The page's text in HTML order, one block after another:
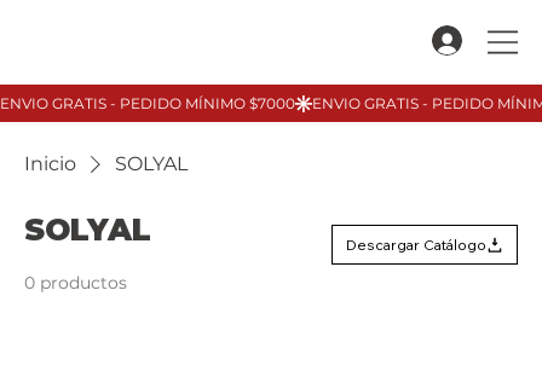
Inicio SOLYAL
SOLYAL
0 productos
Descargar Catálogo